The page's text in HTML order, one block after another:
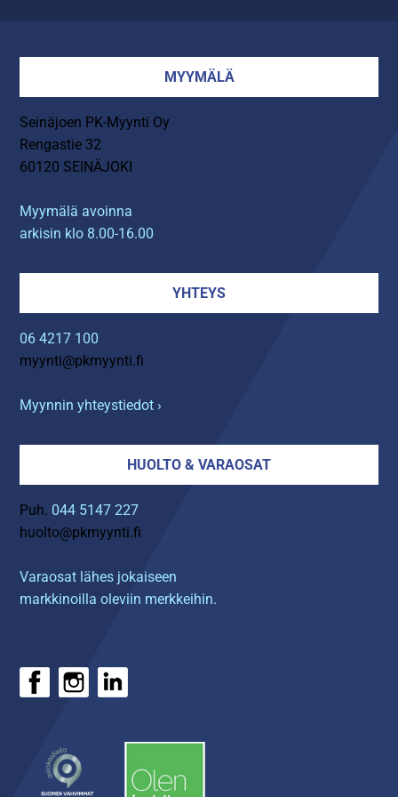
MYYMÄLÄ
Seinäjoen PK-Myynti Oy
Rengastie 32
60120 SEINÄJOKI
Myymälä avoinna
arkisin klo 8.00-16.00
YHTEYS
06 4217 100
myynti@pkmyynti.fi
Myynnin yhteystiedot ›
HUOLTO & VARAOSAT
Puh. 044 5147 227
huolto@pkmyynti.fi
Varaosat lähes jokaiseen
markkinoilla oleviin merkkeihin.